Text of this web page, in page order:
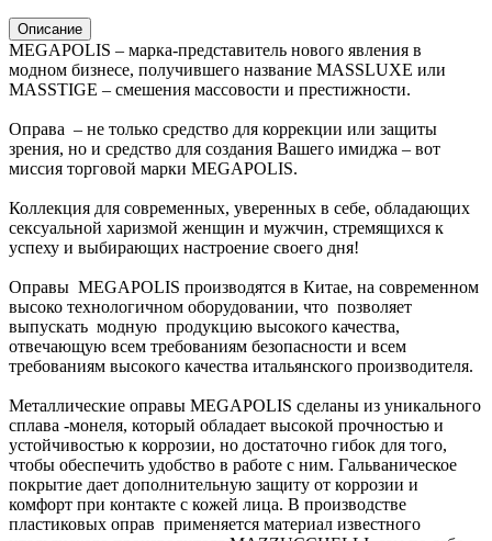
Описание
MEGAPOLIS – марка-представитель нового явления в
модном бизнесе, получившего название MASSLUXE или
MASSTIGE – смешения массовости и престижности.
Оправа – не только средство для коррекции или защиты
зрения, но и средство для создания Вашего имиджа – вот
миссия торговой марки MEGAPOLIS.
Коллекция для современных, уверенных в себе, обладающих
сексуальной харизмой женщин и мужчин, стремящихся к
успеху и выбирающих настроение своего дня!
Оправы MEGAPOLIS производятся в Китае, на современном
высоко технологичном оборудовании, что позволяет
выпускать модную продукцию высокого качества,
отвечающую всем требованиям безопасности и всем
требованиям высокого качества итальянского производителя.
Металлические оправы MEGAPOLIS сделаны из уникального
сплава -монеля, который обладает высокой прочностью и
устойчивостью к коррозии, но достаточно гибок для того,
чтобы обеспечить удобство в работе с ним. Гальваническое
покрытие дает дополнительную защиту от коррозии и
комфорт при контакте с кожей лица. В производстве
пластиковых оправ применяется материал известного